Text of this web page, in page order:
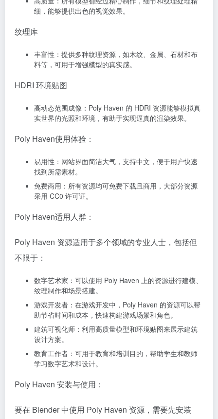
细，能够提供出色的视觉效果。
纹理库
丰富性：提供多种纹理资源，如木纹、金属、石材和布
料等，可用于增强模型的真实感。
HDRI 环境贴图
高动态范围成像：Poly Haven 的 HDRI 资源能够模拟真
实世界的光照和环境，有助于实现逼真的渲染效果。
Poly Haven使用体验：
易用性：网站界面简洁大气，支持中文，便于用户快速
找到所需素材。
免费商用：所有资源均可免费下载且商用，大部分资源
采用 CC0 许可证。
Poly Haven适用人群：
Poly Haven 资源适用于多个领域的专业人士，包括但
不限于：
数字艺术家：可以使用 Poly Haven 上的资源进行建模、
纹理制作和场景搭建。
游戏开发者：在游戏开发中，Poly Haven 的资源可以帮
助节省时间和成本，快速构建游戏场景和角色。
建筑可视化师：利用高质量模型和环境贴图来展示建筑
设计方案。
教育工作者：可用于教育和培训目的，帮助学生和教师
学习数字艺术和设计。
Poly Haven 安装与使用：
要在 Blender 中使用 Poly Haven 资源，需要先安装